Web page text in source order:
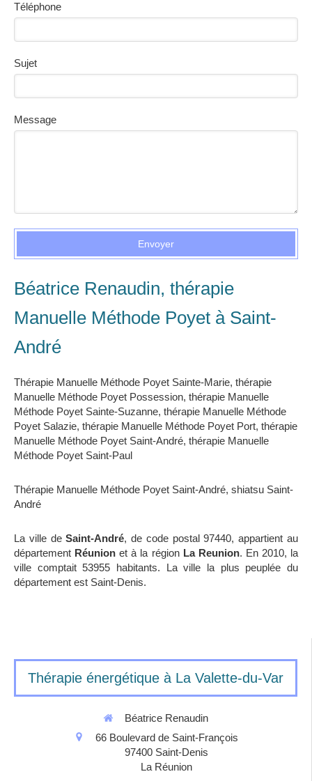
Téléphone
Sujet
Message
Envoyer
Béatrice Renaudin, thérapie
Manuelle Méthode Poyet à Saint-
André
Thérapie Manuelle Méthode Poyet Sainte-Marie, thérapie
Manuelle Méthode Poyet Possession, thérapie Manuelle
Méthode Poyet Sainte-Suzanne, thérapie Manuelle Méthode
Poyet Salazie, thérapie Manuelle Méthode Poyet Port, thérapie
Manuelle Méthode Poyet Saint-André, thérapie Manuelle
Méthode Poyet Saint-Paul
Thérapie Manuelle Méthode Poyet Saint-André, shiatsu Saint-
André
La ville deSaint-André, de code postal 97440, appartient au
département Réunion et à la région La Reunion. En 2010, la
ville comptait 53955 habitants. La ville la plus peuplée du
département est Saint-Denis.
Thérapie énergétique à La Valette-du-Var
Béatrice Renaudin
66 Boulevard de Saint-François
97400 Saint-Denis
La Réunion